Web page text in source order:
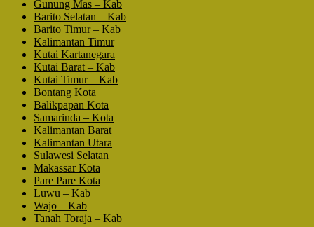
Gunung Mas – Kab
Barito Selatan – Kab
Barito Timur – Kab
Kalimantan Timur
Kutai Kartanegara
Kutai Barat – Kab
Kutai Timur – Kab
Bontang Kota
Balikpapan Kota
Samarinda – Kota
Kalimantan Barat
Kalimantan Utara
Sulawesi Selatan
Makassar Kota
Pare Pare Kota
Luwu – Kab
Wajo – Kab
Tanah Toraja – Kab